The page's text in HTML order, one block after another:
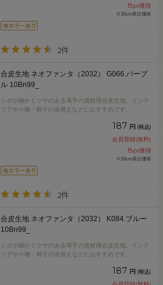
8pt獲得
※10cm単位価格
2件
合皮生地 ネオファンタ（2032） G066.パープ
ル 10Bn99_
シボが細かくツヤのある薄手の資材用合皮生地。インテ
リアや小物・椅子の張替えなどにおすすめです。
187 円 (税込)
会員登録(無料)
8pt獲得
※10cm単位価格
2件
合皮生地 ネオファンタ（2032） K084.ブルー
10Bn99_
シボが細かくツヤのある薄手の資材用合皮生地。インテ
リアや小物・椅子の張替えなどにおすすめです。
187 円 (税込)